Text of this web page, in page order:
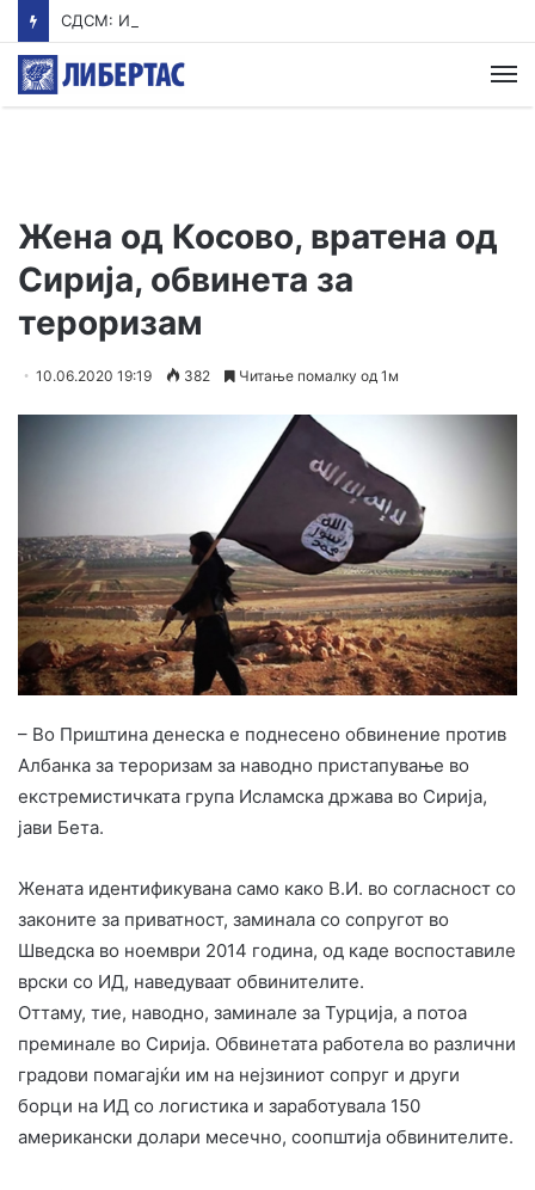
Жена од Косово, вратена од
Сирија, обвинета за
тероризам
10.06.2020 19:19 382 Читање помалку од 1м
– Во Приштина денеска е поднесено обвинение против
Албанка за тероризам за наводно пристапување во
екстремистичката група Исламска држава во Сирија,
јави Бета.
Жената идентификувана само како В.И. во согласност со
законите за приватност, заминала со сопругот во
Шведска во ноември 2014 година, од каде воспоставиле
врски со ИД, наведуваат обвинителите.
Оттаму, тие, наводно, заминале за Турција, а потоа
преминале во Сирија. Обвинетата работела во различни
градови помагајќи им на нејзиниот сопруг и други
борци на ИД со логистика и заработувала 150
американски долари месечно, соопштија обвинителите.